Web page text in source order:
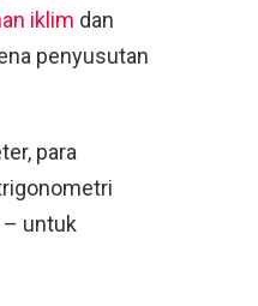
iklim dan
penyusutan
para
– untuk